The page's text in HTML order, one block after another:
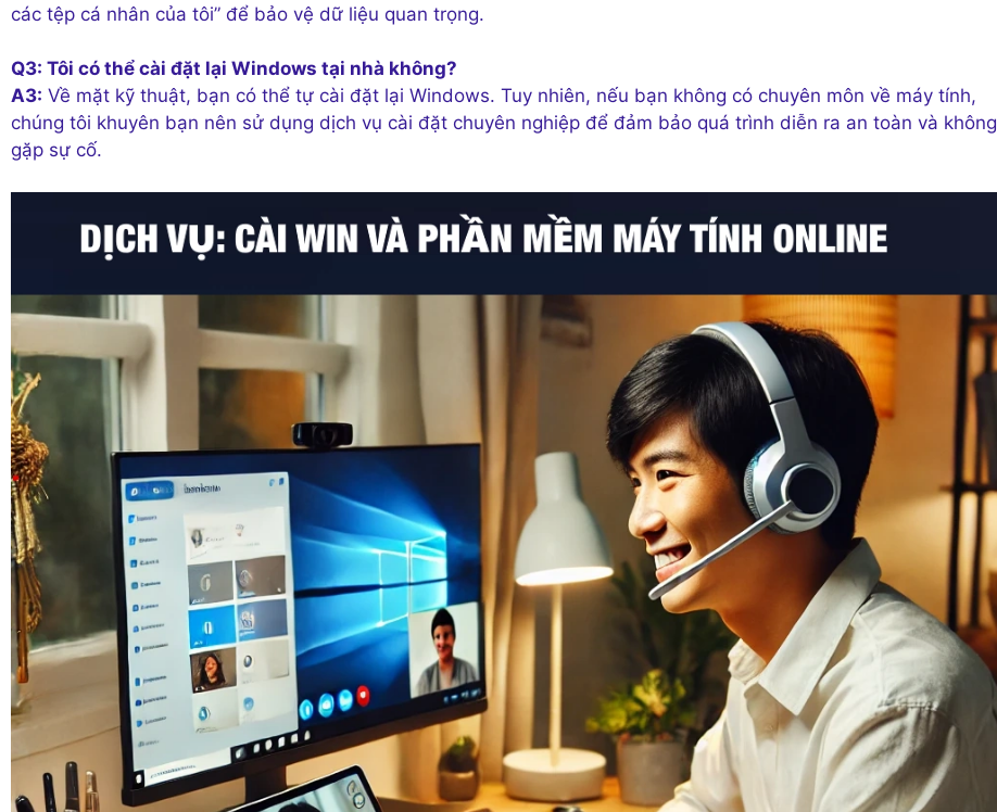
các tệp cá nhân của tôi” để bảo vệ dữ liệu quan trọng.
Q3: Tôi có thể cài đặt lại Windows tại nhà không?
A3: Về mặt kỹ thuật, bạn có thể tự cài đặt lại Windows. Tuy nhiên, nếu bạn không có chuyên môn về máy tính,
chúng tôi khuyên bạn nên sử dụng dịch vụ cài đặt chuyên nghiệp để đảm bảo quá trình diễn ra an toàn và không
gặp sự cố.